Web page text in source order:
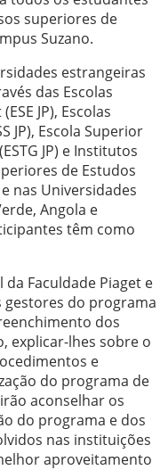
superiores de
Suzano.
estrangeiras
das Escolas
JP), Escolas
JP), Escola Superior
JP) e Institutos
de Estudos
nas Universidades
Angola e
têm como
Faculdade Piaget e
gestores do programa
dos
explicar-lhes sobre o
e
do programa de
aconselhar os
do programa e dos
nas instituições
aproveitamento